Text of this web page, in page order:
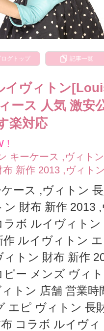
ログトップ 記事一覧
イヴィトン
ース 人気 激安
楽対応
!
キーケース ,ヴィト
布 新作 2013 ,ヴィト
ース ,ヴィトン
ン 財布 新作 2013
ラボ ルイヴィト
作 ルイヴィトン
ィトン 財布 新作
ピー メンズ ヴィ
トン 店舗 営業
エピ ヴィトン 長
コラボ ルイヴ